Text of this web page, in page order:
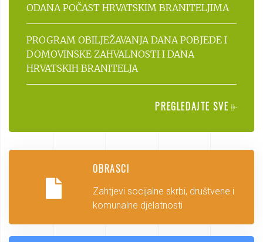
ODANA POČAST HRVATSKIM BRANITELJIMA
PROGRAM OBILJEŽAVANJA DANA POBJEDE I
DOMOVINSKE ZAHVALNOSTI I DANA
HRVATSKIH BRANITELJA
PREGLEDAJTE SVE
OBRASCI
Zahtjevi socijalne skrbi, društvene i
komunalne djelatnosti